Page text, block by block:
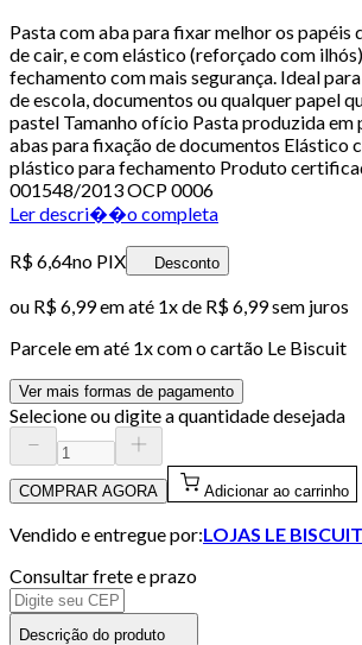
Pasta com aba para fixar melhor os papéis
de cair, e com elástico (reforçado com
fechamento com mais segurança. Ideal
de escola, documentos ou qualquer papel
pastel Tamanho ofício Pasta produzida
abas para fixação de documentos Elástico
plástico para fechamento Produto
001548/2013 OCP 0006
Ler descri��o completa
R$ 6,64no PIX Desconto
ou R$ 6,99em até 1x de R$ 6,99sem juros
Parcele em até 1x com o cartão Le Biscuit
Ver mais formas de pagamento
Selecione ou digite a quantidade desejada
COMPRAR AGORA Adicionar ao carrinho
Vendido e entregue por:LOJAS LE
Consultar frete e prazo
Descrição do produto